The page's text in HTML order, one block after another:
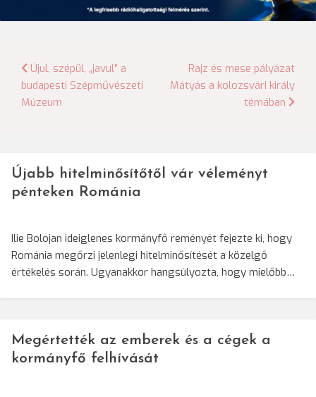
Bejegyzés
navigáció
Újul, szépül, „javul” a
budapesti Szépművészeti
Múzeum
Rajz és mese pályázat
Mátyás a kolozsvári király
témában
Újabb hitelminősítőtől vár véleményt
pénteken Románia
Ilie Bolojan ideiglenes kormányfő reményét fejezte ki, hogy
Románia megőrzi jelenlegi hitelminősítését a közelgő
értékelés során. Ugyanakkor hangsúlyozta, hogy mielőbb…
Megértették az emberek és a cégek a
kormányfő felhívását